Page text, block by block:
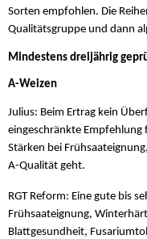
Sorten empfohlen. Die
Qualitätsgruppe und dann
Mindestens dreijährig
A-Weizen
Julius: Beim Ertrag kein
eingeschränkte
Stärken bei
A-Qualität geht.
RGT Reform: Eine gute bis
Frühsaateignung,
Blattgesundheit,